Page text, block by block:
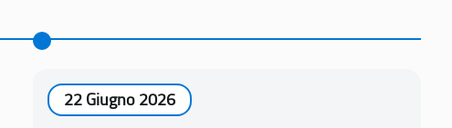
22 Giugno 2026